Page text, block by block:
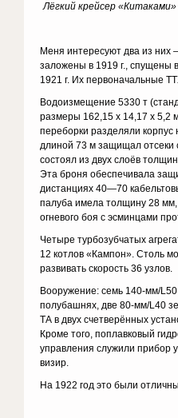
Лёгкий крейсер
Меня интересуют два из них
заложены в 1919 г., спущены
1921 г. Их первоначальные
Водоизмещение 5330 т
размеры 162,15 х 14,17 х 5,2
переборки разделяли корпус
длиной 73 м защищал отсеки
состоял из двух слоёв
Эта броня обеспечивала
дистанциях 40—70
палуба имела толщину 28
огневого боя с эсминцами
Четыре турбозубчатых
12 котлов «Кампон». Столь
развивать скорость 36 узлов.
Вооружение: семь 140-мм/
полубашнях, две 80-мм/L40
ТА в двух счетверённых
Кроме того, поплавковый
управления служили прибор
визир.
На 1922 год это были